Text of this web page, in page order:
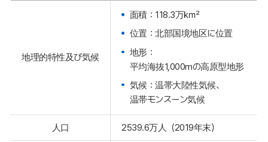
地理的特性及び気候
面積：118.3万㎢
位置：北部国境地区に位置
地形：
平均海抜1,000mの高原型地形
気候：温帯大陸性気候、
温帯モンスーン気候
人口 2539.6万人（2019年末）